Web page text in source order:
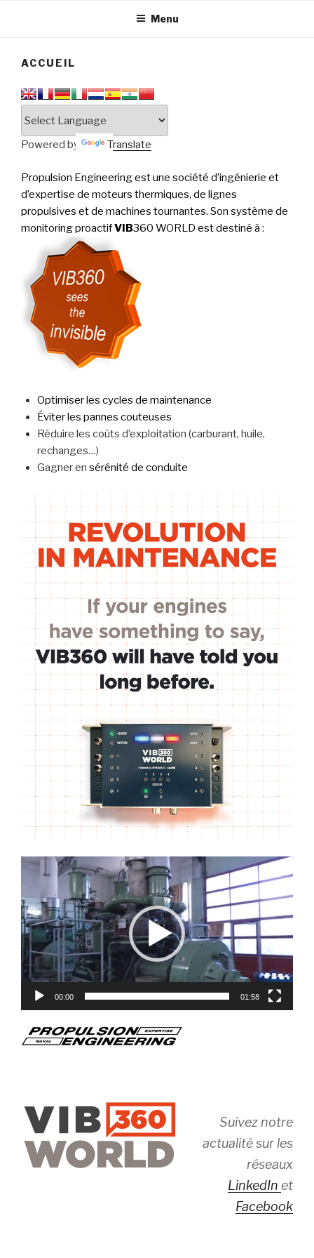
PERFORMANCE
Menu
ACCUEIL
Powered by Translate
Propulsion Engineering est une société d’ingénierie et
d’expertise de moteurs thermiques, de lignes
propulsives et de machines tournantes. Son système de
monitoring proactifVIB360 WORLD est destiné à :
Optimiser les cycles de maintenance
Éviter les pannes couteuses
Réduire les coûts d’exploitation (carburant, huile,
rechanges…)
Gagner en sérénité de conduite
Lecteur
00:00 01:58
Suivez notre
actualité sur les
réseaux
LinkedIn et
Facebook